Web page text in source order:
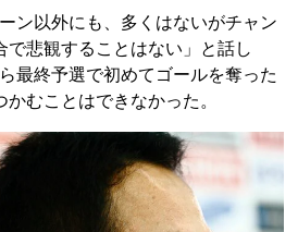
ン以外にも、多くはないがチャン
で悲観することはない」と話し
最終予選で初めてゴールを奪った
むことはできなかった。